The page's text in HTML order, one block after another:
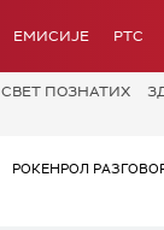
ЕМИСИЈЕ РТС
СВЕТ ПОЗНАТИХ
РОКЕНРОЛ